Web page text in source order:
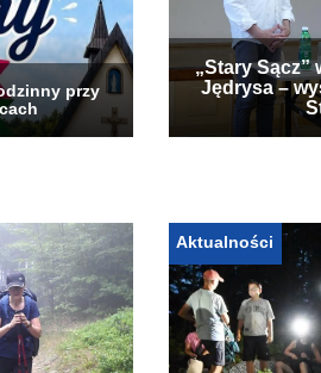
przy
„Stary Sącz”
Jędrysa –
Aktualności